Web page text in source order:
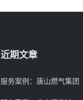
近期文章
服务案例：唐山燃气集团